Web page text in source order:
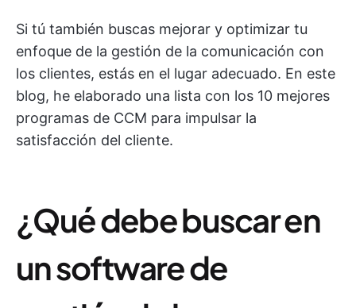
Si tú también buscas mejorar y optimizar tu
enfoque de la gestión de la comunicación con
los clientes, estás en el lugar adecuado. En este
blog, he elaborado una lista con los 10 mejores
programas de CCM para impulsar la
satisfacción del cliente.
¿Qué debe buscar en
un software de